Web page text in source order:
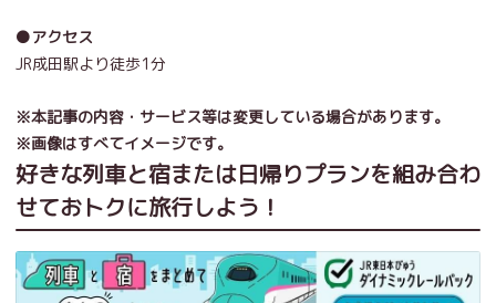
●アクセス
JR成田駅より徒歩1分
※本記事の内容・サービス等は変更している場合があります。
※画像はすべてイメージです。
好きな列車と宿または日帰りプランを組み合わ
せておトクに旅行しよう！